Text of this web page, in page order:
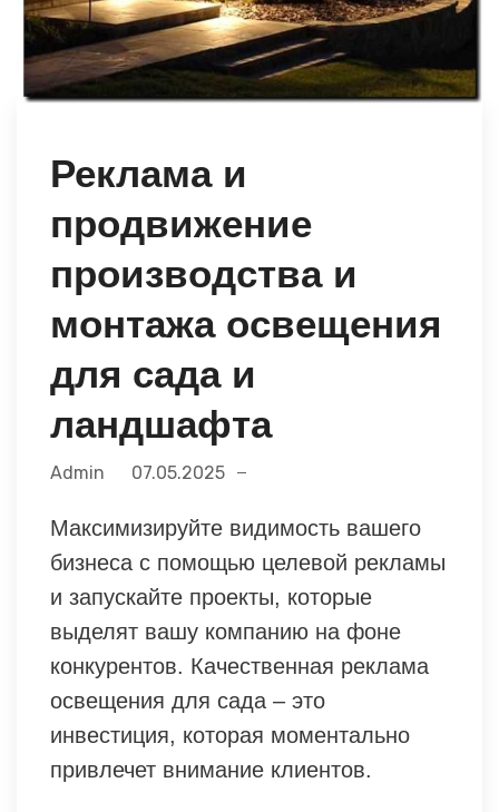
Реклама и
продвижение
производства и
монтажа освещения
для сада и
ландшафта
Admin 07.05.2025
Максимизируйте видимость вашего
бизнеса с помощью целевой рекламы
и запускайте проекты, которые
выделят вашу компанию на фоне
конкурентов. Качественная реклама
освещения для сада – это
инвестиция, которая моментально
привлечет внимание клиентов.